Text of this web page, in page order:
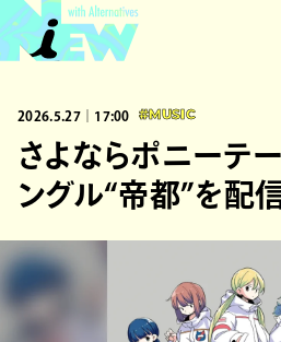
2026.5.27｜17:00 #MUSIC
さよならポニーテ
ングル“帝都”を配